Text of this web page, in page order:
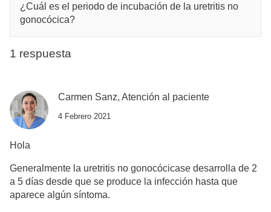
¿Cuál es el periodo de incubación de la uretritis no
gonocócica?
1 respuesta
Carmen Sanz, Atención al paciente
4 Febrero 2021
Hola
Generalmente la uretritis no gonocócicase desarrolla de 2
a 5 días desde que se produce la infección hasta que
aparece algún síntoma.